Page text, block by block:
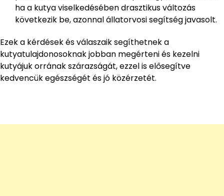
ha a kutya viselkedésében drasztikus változás
következik be, azonnal állatorvosi segítség javasolt.
Ezek a kérdések és válaszaik segíthetnek a
kutyatulajdonosoknak jobban megérteni és kezelni
kutyájuk orrának szárazságát, ezzel is elősegítve
kedvencük egészségét és jó közérzetét.